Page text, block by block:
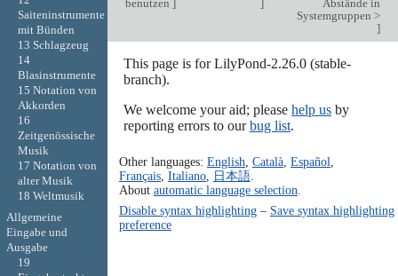
benutzen ]
]
Abstände in
Systemgruppen >
]
This page is for LilyPond-2.26.0 (stable-
branch).
We welcome your aid; please help usby
reporting errors to ourbug list.
Other languages: English Català, Español
Français, Italiano, 日本語.
About automatic language selection
Disable syntax highlighting– Save syntax highlighting
preference
Saiteninstrumente
mit Bünden
13 Schlagzeug
14
Blasinstrumente
15 Notation von
Akkorden
16
Zeitgenössische
Musik
17 Notation von
alter Musik
18 Weltmusik
Allgemeine
Eingabe und
Ausgabe
19